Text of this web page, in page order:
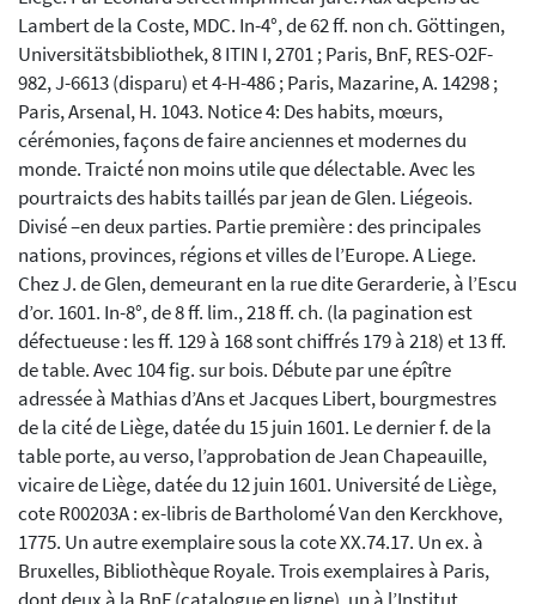
Lambert de la Coste, MDC. In-4°, de 62 ff. non ch. Göttingen,
Universitätsbibliothek, 8 ITIN I, 2701 ; Paris, BnF, RES-O2F-
982, J-6613 (disparu) et 4-H-486 ; Paris, Mazarine, A. 14298 ;
Paris, Arsenal, H. 1043. Notice 4: Des habits, mœurs,
cérémonies, façons de faire anciennes et modernes du
monde. Traicté non moins utile que délectable. Avec les
pourtraicts des habits taillés par jean de Glen. Liégeois.
Divisé –en deux parties. Partie première : des principales
nations, provinces, régions et villes de l’Europe. A Liege.
Chez J. de Glen, demeurant en la rue dite Gerarderie, à l’Escu
d’or. 1601. In-8°, de 8 ff. lim., 218 ff. ch. (la pagination est
défectueuse : les ff. 129 à 168 sont chiffrés 179 à 218) et 13 ff.
de table. Avec 104 fig. sur bois. Débute par une épître
adressée à Mathias d’Ans et Jacques Libert, bourgmestres
de la cité de Liège, datée du 15 juin 1601. Le dernier f. de la
table porte, au verso, l’approbation de Jean Chapeauille,
vicaire de Liège, datée du 12 juin 1601. Université de Liège,
cote R00203A : ex-libris de Bartholomé Van den Kerckhove,
1775. Un autre exemplaire sous la cote XX.74.17. Un ex. à
Bruxelles, Bibliothèque Royale. Trois exemplaires à Paris,